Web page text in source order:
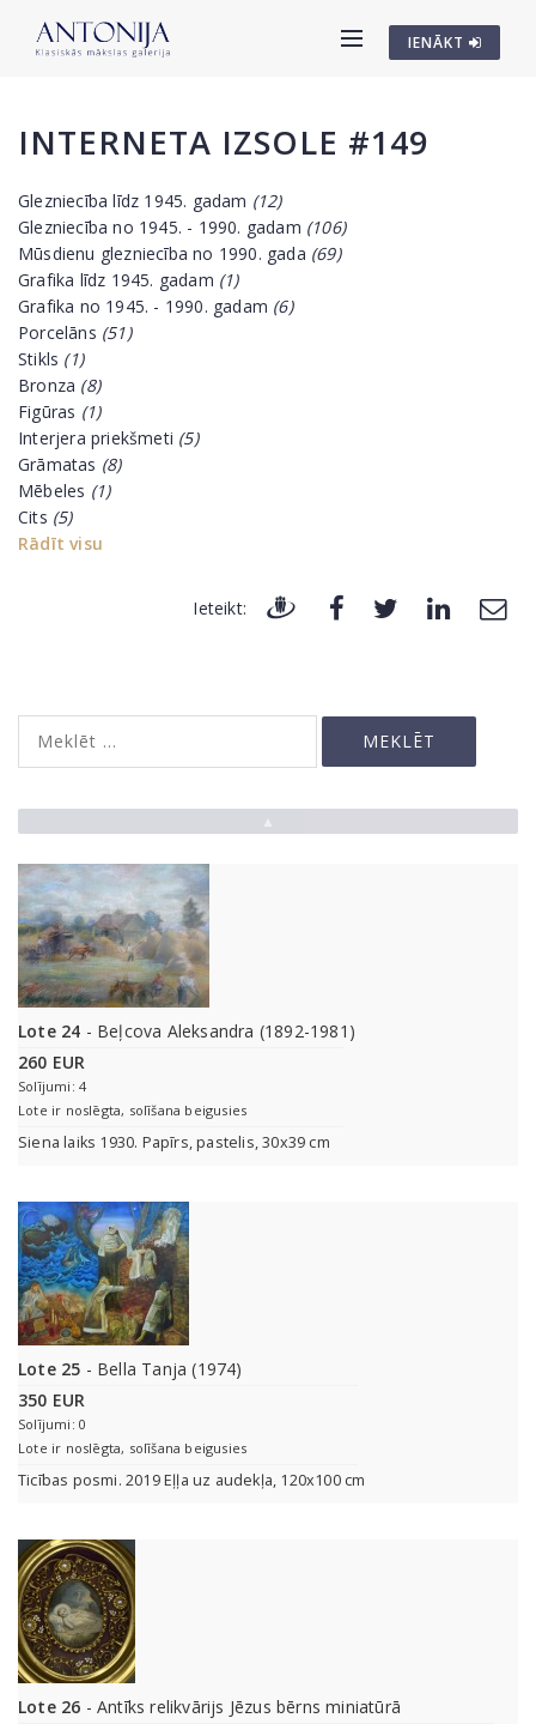
IENĀKT
INTERNETA IZSOLE #149
Glezniecība līdz 1945. gadam (12)
Glezniecība no 1945. - 1990. gadam (106)
Mūsdienu glezniecība no 1990. gada (69)
Grafika līdz 1945. gadam (1)
Grafika no 1945. - 1990. gadam (6)
Porcelāns (51)
Stikls (1)
Bronza (8)
Figūras (1)
Interjera priekšmeti (5)
Grāmatas (8)
Mēbeles (1)
Cits (5)
Rādīt visu
Ieteikt:
Lote 24 - Beļcova Aleksandra (1892-1981)
260 EUR
Solījumi: 4
Lote ir noslēgta, solīšana beigusies
Siena laiks 1930. Papīrs, pastelis, 30x39 cm
Lote 25 - Bella Tanja (1974)
350 EUR
Solījumi: 0
Lote ir noslēgta, solīšana beigusies
Ticības posmi. 2019 Eļļa uz audekļa, 120x100 cm
Lote 26 - Antīks relikvārijs Jēzus bērns miniatūrā